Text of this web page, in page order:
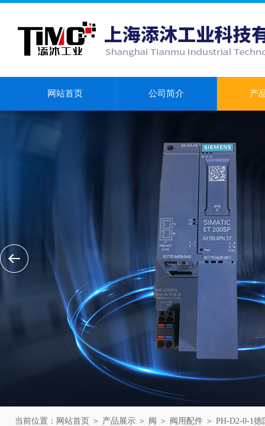
网站首页 公司简介 产
当前位置： 网站首页 ＞ 产品展示 ＞ 阀 ＞ 阀用配件 ＞ PH-D2-0-1